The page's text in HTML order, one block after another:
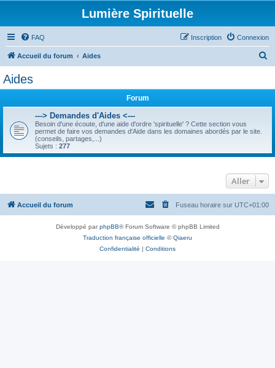
Lumière Spirituelle
FAQ Connexion
Inscription
Accueil du forum Aides
h
r
Aides
Forum
---> Demandes d'Aides <---
Besoin d'une écoute, d'une aide d'ordre 'spirituelle' ? Cette section vous
permet de faire vos demandes d'Aide dans les domaines abordés par le site.
(conseils, partages,...)
Sujets : 277
Aller
Accueil du forum Fuseau horaire sur UTC+01:00
Développé parphpBB® Forum Software © phpBB Limited
Traduction française officielle ©Qiaeru
Confidentialité | Conditions